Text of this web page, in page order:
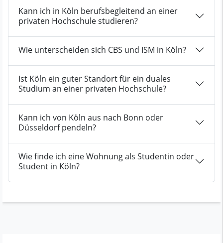
Kann ich in Köln berufsbegleitend an einer
privaten Hochschule studieren?
Wie unterscheiden sich CBS und ISM in Köln?
Ist Köln ein guter Standort für ein duales
Studium an einer privaten Hochschule?
Kann ich von Köln aus nach Bonn oder
Düsseldorf pendeln?
Wie finde ich eine Wohnung als Studentin oder
Student in Köln?